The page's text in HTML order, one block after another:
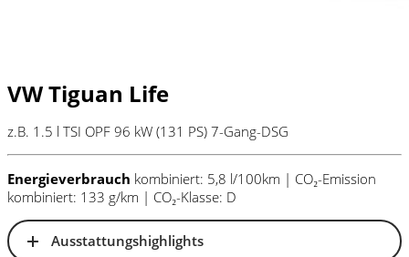
VW Tiguan Life
z.B. 1.5 l TSI OPF 96 kW (131 PS) 7-Gang-DSG
Energieverbrauch kombiniert: 5,8 l/100km | CO₂-Emission
kombiniert: 133 g/km | CO₂-Klasse: D
Ausstattungshighlights